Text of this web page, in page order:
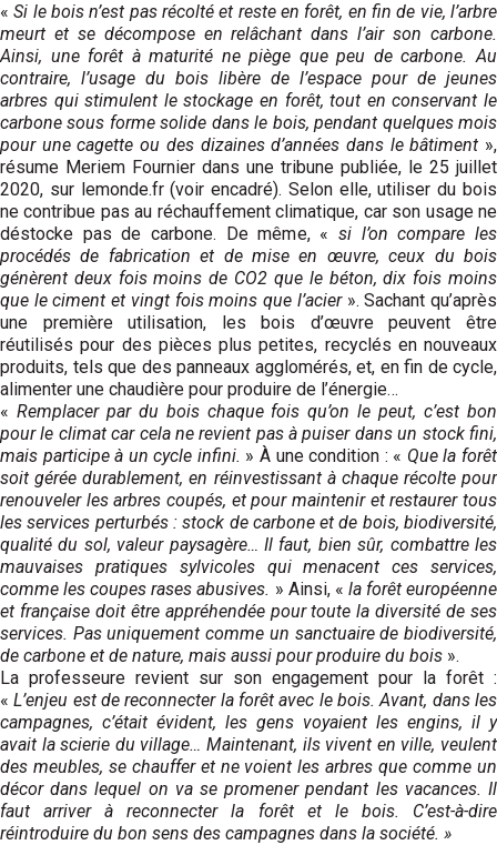
«Si le bois n’est pas récolté et reste en forêt, en fin de vie, l’arbre
meurt et se décompose en relâchant dans l’air son carbone.
Ainsi, une forêt à maturité ne piège que peu de carbone. Au
contraire, l’usage du bois libère de l’espace pour de jeunes
arbres qui stimulent le stockage en forêt, tout en conservant le
carbone sous forme solide dans le bois, pendant quelques mois
pour une cagette ou des dizaines d’années dans le bâtiment »,
résume Meriem Fournier dans une tribune publiée, le 25 juillet
2020, sur lemonde.fr (voir encadré). Selon elle, utiliser du bois
ne contribue pas au réchauffement climatique, car son usage ne
déstocke pas de carbone. De même, « si l’on compare les
procédés de fabrication et de mise en œuvre, ceux du bois
génèrent deux fois moins de CO2 que le béton, dix fois moins
que le ciment et vingt fois moins que l’acier». Sachant qu’après
une première utilisation, les bois d’œuvre peuvent être
réutilisés pour des pièces plus petites, recyclés en nouveaux
produits, tels que des panneaux agglomérés, et, en fin de cycle,
alimenter une chaudière pour produire de l’énergie…
« Remplacer par du bois chaque fois qu’on le peut, c’est bon
pour le climat car cela ne revient pas à puiser dans un stock fini,
mais participe à un cycle infini. » À une condition : « Que la forêt
soit gérée durablement, en réinvestissant à chaque récolte pour
renouveler les arbres coupés, et pour maintenir et restaurer tous
les services perturbés : stock de carbone et de bois, biodiversité,
qualité du sol, valeur paysagère… Il faut, bien sûr, combattre les
mauvaises pratiques sylvicoles qui menacent ces services,
comme les coupes rases abusives. » Ainsi, « la forêt européenne
et française doit être appréhendée pour toute la diversité de ses
services. Pas uniquement comme un sanctuaire de biodiversité,
de carbone et de nature, mais aussi pour produire du bois ».
La professeure revient sur son engagement pour la forêt :
«L’enjeu est de reconnecter la forêt avec le bois. Avant, dans les
campagnes, c’était évident, les gens voyaient les engins, il y
avait la scierie du village… Maintenant, ils vivent en ville, veulent
des meubles, se chauffer et ne voient les arbres que comme un
décor dans lequel on va se promener pendant les vacances. Il
faut arriver à reconnecter la forêt et le bois. C’est-à-dire
réintroduire du bon sens des campagnes dans la société. »